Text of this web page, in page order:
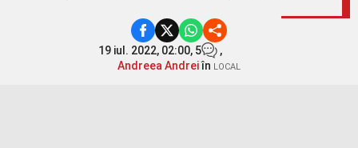
19 iul. 2022, 02:00, 5
,
Andreea Andreiîn LOCAL